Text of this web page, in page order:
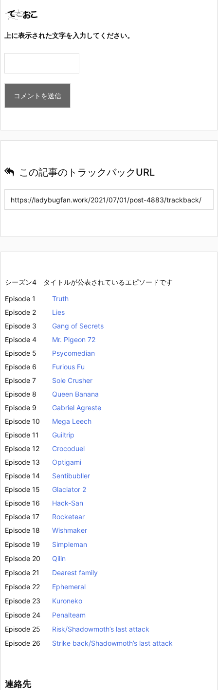
上に表示された文字を入力してください。
この記事のトラックバックURL
シーズン4 タイトルが公表されているエピソードです
Episode 1
Truth
Episode 2
Lies
Episode 3
Gang of Secrets
Episode 4
Mr. Pigeon 72
Episode 5
Psycomedian
Episode 6
Furious Fu
Episode 7
Sole Crusher
Episode 8
Queen Banana
Episode 9
Gabriel Agreste
Episode 10
Mega Leech
Episode 11
Guiltrip
Episode 12
Crocoduel
Episode 13
Optigami
Episode 14
Sentibubller
Episode 15
Glaciator 2
Episode 16
Hack-San
Episode 17
Rocketear
Episode 18
Wishmaker
Episode 19
Simpleman
Episode 20
Qilin
Episode 21
Dearest family
Episode 22
Ephemeral
Episode 23
Kuroneko
Episode 24
Penalteam
Episode 25
Risk/Shadowmoth’s last attack
Episode 26
Strike back/Shadowmoth’s last attack
連絡先